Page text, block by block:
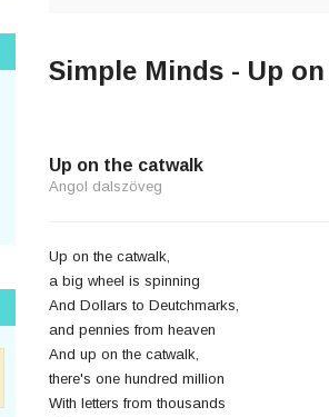
Simple Minds - Up
Up on the catwalk
Angol dalszöveg
Up on the catwalk,
a big wheel is spinning
And Dollars to Deutchmarks,
and pennies from heaven
And up on the catwalk,
there's one hundred million
With letters from thousands